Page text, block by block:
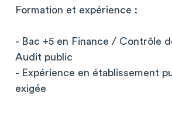
Formation et expérience :
- Bac +5 en Finance / Contrôle
Audit public
- Expérience en établissement
exigée